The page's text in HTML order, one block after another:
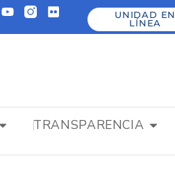
UNIDAD EN
LÍNEA
TRANSPARENCIA
de búsqueda